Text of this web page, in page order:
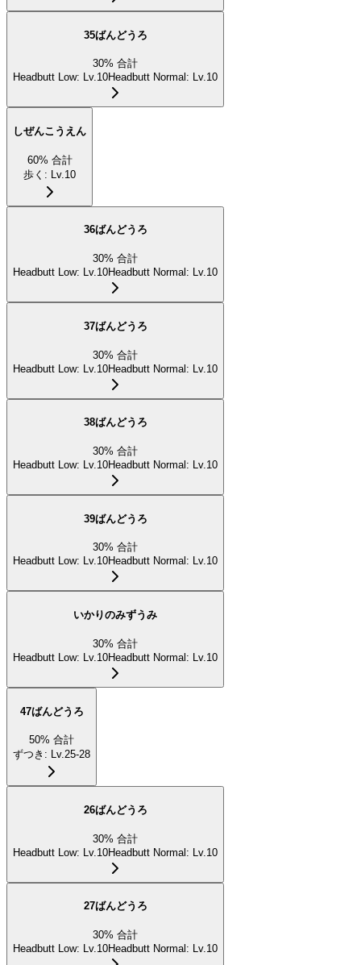
35ばんどうろ
30% 合計
Headbutt Low: Lv.10Headbutt Normal : Lv.10
しぜんこうえん
60% 合計
歩く : Lv.10
36ばんどうろ
30% 合計
Headbutt Low: Lv.10Headbutt Normal : Lv.10
37ばんどうろ
30% 合計
Headbutt Low: Lv.10Headbutt Normal: Lv.10
38ばんどうろ
30% 合計
Headbutt Low: Lv.10Headbutt Normal : Lv.10
39ばんどうろ
30% 合計
Headbutt Low: Lv.10Headbutt Normal : Lv.10
いかりのみずうみ
30% 合計
Headbutt Low: Lv.10Headbutt Normal : Lv.10
47ばんどうろ
50% 合計
ずつき : Lv.25-28
26ばんどうろ
30% 合計
Headbutt Low: Lv.10Headbutt Normal : Lv.10
27ばんどうろ
30% 合計
Headbutt Low: Lv.10Headbutt Normal : Lv.10